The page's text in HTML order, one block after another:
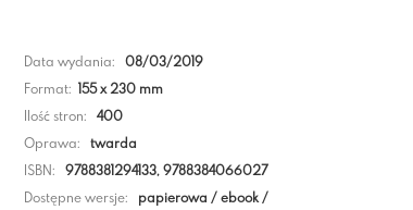
Data wydania:
08/03/2019
Format: 155 x 230 mm
Ilość stron:
400
Oprawa:
twarda
ISBN:
9788381294133, 9788384066027
Dostępne wersje:
papierowa / ebook /